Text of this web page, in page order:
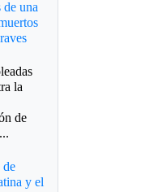
de una
la
de
de
y el